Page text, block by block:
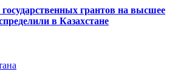
грантов на высшее
в Казахстане